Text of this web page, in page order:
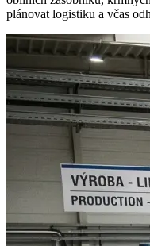
plánovat logistiku a včas